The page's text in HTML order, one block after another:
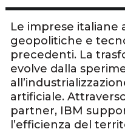
Le imprese italiane
geopolitiche e
precedenti. La
evolve dalla
artificiale.
partner, IBM
l’efficienza del